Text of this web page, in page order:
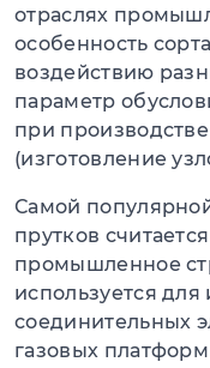
отраслях
особенность
воздействию
параметр
при
(изготовление
Самой
прутков
промышленное
используется для
соединительных
газовых